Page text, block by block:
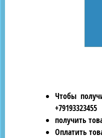
Чтобы
+79193323455
получить
Оплатить